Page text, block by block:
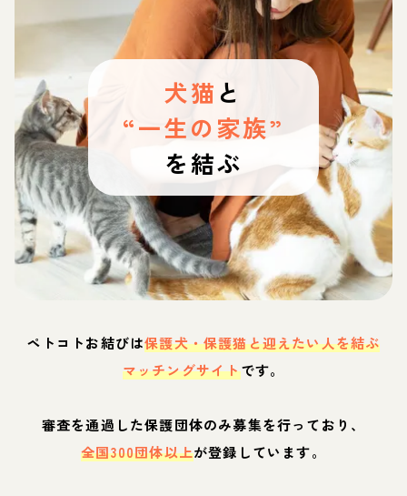
犬猫 と
“一生の家族”
を結ぶ
ペトコトお結びは保護犬・保護猫と迎えたい人を結ぶ
マッチングサイトです。
審査を通過した保護団体のみ募集を行っており、
全国300団体以上が登録しています。